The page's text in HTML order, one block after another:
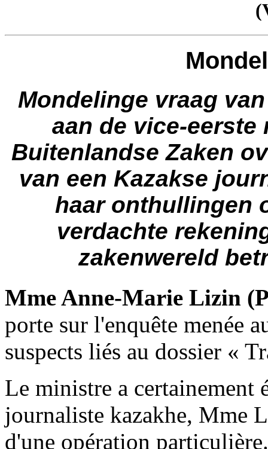
Mondelinge vraag
aan de vice-
Buitenlandse Zaken
van een Kazakse
haar onthullingen
verdachte
zakenwereld
Mme Anne-Marie Lizin
porte sur l'enquête menée
suspects liés au dossier «
Le ministre a certainement
journaliste kazakhe, Mme
d'une opération particulière.